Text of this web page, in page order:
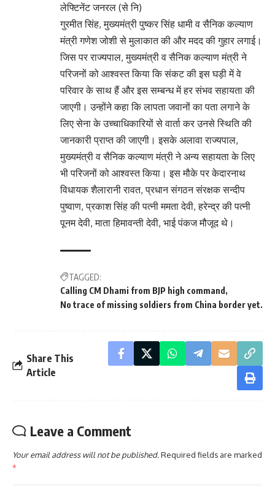
लेफ्टिनेंट जनरल (से नि)
गुरमीत सिंह, मुख्यमंत्री पुष्कर सिंह धामी व सैनिक कल्याण
मंत्री गणेश जोशी से मुलाकात की और मदद की गुहार लगाई।
जिस पर राज्यपाल, मुख्यमंत्री व सैनिक कल्याण मंत्री ने
परिजनों को आश्वस्त किया कि संकट की इस घड़ी में वे
परिवार के साथ हैं और इस सम्बन्ध में हर संभव सहायता की
जाएगी। उन्होंने कहा कि लापता जवानों का पता लगाने के
लिए सेना के उच्चाधिकारियों से वार्ता कर उनसे स्थिति की
जानकारी प्राप्त की जाएगी। इसके अलावा राज्यपाल,
मुख्यमंत्री व सैनिक कल्याण मंत्री ने अन्य सहायता के लिए
भी परिजनों को आश्वस्त किया। इस मौके पर केदारनाथ
विधायक शैलारानी रावत, प्रधान संगठन संरक्षक सन्दीप
पुष्वाण, प्रकाश सिंह की पत्नी ममता देवी, हरेन्द्र की पत्नी
पूनम देवी, माता हिमावन्ती देवी, भाई पंकज मौजूद थे।
TAGGED:
Calling CM Dhami from BJP high command
No trace of missing soldiers from China border yet.
Share This
Article
Leave a Comment
Your email address will not be published.Required fields are marked
*